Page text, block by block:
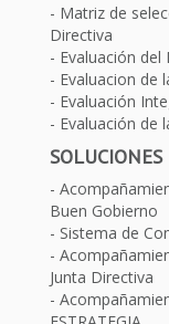
Matriz de
Directiva
Evaluación
Evaluacion de
Evaluación
Evaluación de
SOLUCIONES
Buen Gobierno
Sistema de
Junta Directiva